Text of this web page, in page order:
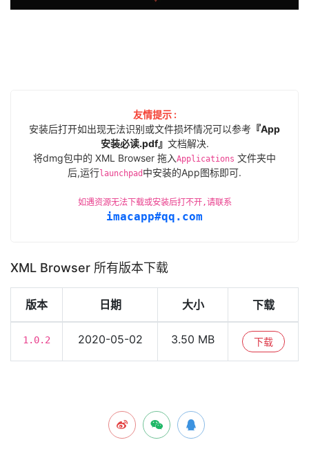
友情提示 :
安装后打开如出现无法识别或文件损坏情况可以参考 『App
安装必读.pdf』 文档解决.
将dmg包中的 XML Browser 拖入Applications 文件夹中
后,运行launchpad 中安装的App图标即可.
如遇资源无法下载或安装后打不开,请联系
imacapp#qq.com
XML Browser 所有版本下载
版本 日期 大小 下载
1.0.2 2020-05-02 3.50 MB 下载